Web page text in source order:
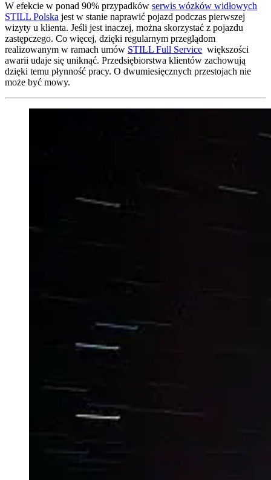
W efekcie w ponad 90% przypadków serwis wózków widłowych
STILL Polska jest w stanie naprawić pojazd podczas pierwszej
wizyty u klienta. Jeśli jest inaczej, można skorzystać z pojazdu
zastępczego. Co więcej, dzięki regularnym przeglądom
realizowanym w ramach umów STILL Full Service większości
awarii udaje się uniknąć. Przedsiębiorstwa klientów zachowują
dzięki temu płynność pracy. O dwumiesięcznych przestojach nie
może być mowy.